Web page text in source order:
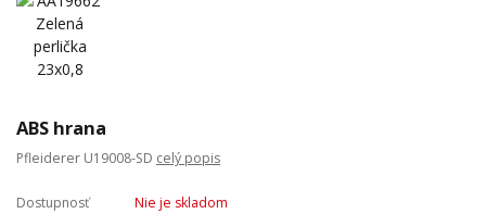
ABS hrana
Pfleiderer U19008-SD celý popis
Dostupnosť Nie je skladom